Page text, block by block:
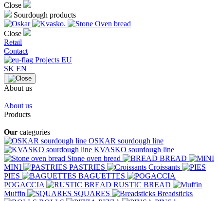
Close
Sourdough products
Close
Retail
Contact
Projects EU
SK EN
About us
About us
Products
Our categories
OSKAR sourdough line
KVASKO sourdough line
Stone oven bread
BREAD
MINI
PASTRIES
Croissants
PIES
BAGUETTES
POGACCIA
RUSTIC BREAD
Muffin
SQUARES
Breadsticks